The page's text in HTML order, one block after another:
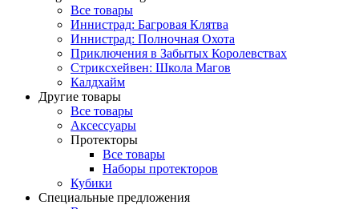
Все товары
Иннистрад: Багровая Клятва
Иннистрад: Полночная Охота
Приключения в Забытых Королевствах
Стриксхейвен: Школа Магов
Калдхайм
Другие товары
Все товары
Аксессуары
Протекторы
Все товары
Наборы протекторов
Кубики
Специальные предложения